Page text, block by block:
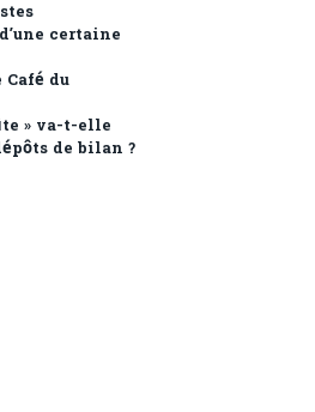
certaine
du
» va-t-elle
de bilan ?